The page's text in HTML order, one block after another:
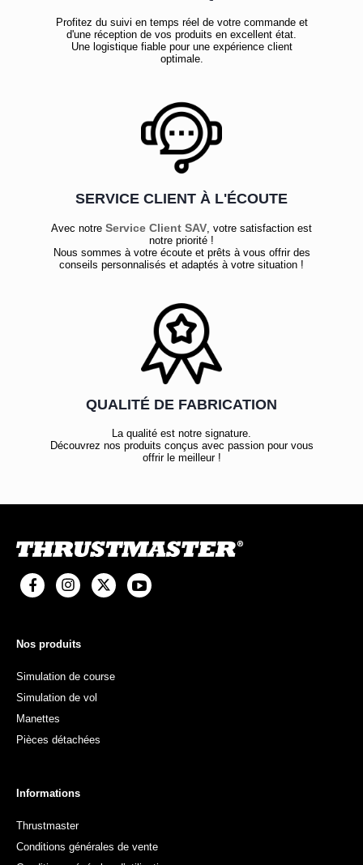
Profitez du suivi en temps réel de votre commande et
d'une réception de vos produits en excellent état.
Une logistique fiable pour une expérience client
optimale.
SERVICE CLIENT À L'ÉCOUTE
Avec notre Service Client SAV , votre satisfaction est
notre priorité !
Nous sommes à votre écoute et prêts à vous offrir des
conseils personnalisés et adaptés à votre situation !
QUALITÉ DE FABRICATION
La qualité est notre signature.
Découvrez nos produits conçus avec passion pour vous
offrir le meilleur !
Nos produits
Simulation de course
Simulation de vol
Manettes
Pièces détachées
Informations
Thrustmaster
Conditions générales de vente